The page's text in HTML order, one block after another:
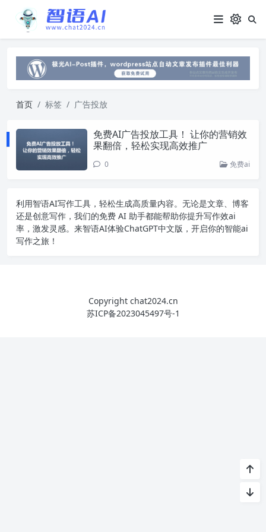
首页 标签 广告投放
免费AI广告投放工具！ 让你的营销效
果翻倍，轻松实现高效推广
0 免费ai
利用智语AI写作工具，轻松生成高质量内容。无论是文章、博客
还是创意写作，我们的免费 AI 助手都能帮助你提升写作效ai
率，激发灵感。来智语AI体验ChatGPT中文版 ，开启你的智能ai
写作之旅！
Copyright chat2024.cn
苏ICP备2023045497号-1